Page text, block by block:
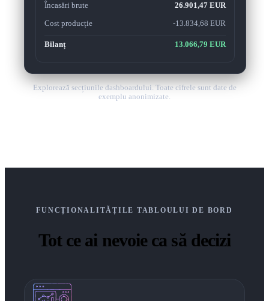
Încasări brute
26.901,47 EUR
Cost producție
-13.834,68 EUR
Bilanț 13.066,79 EUR
Explorează secțiunile dashboardului. Toate cifrele sunt date de
exemplu anonimizate.
FUNCȚIONALITĂȚILE TABLOULUI DE BORD
Tot ce ai nevoie ca să decizi